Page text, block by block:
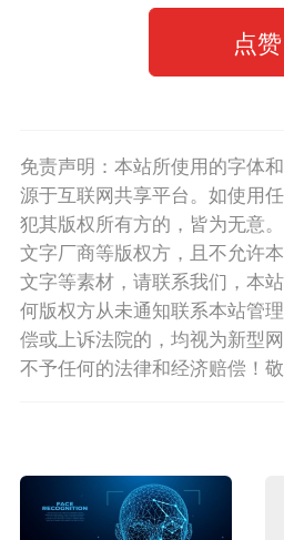
点赞
免责声明：本站所使用的字体
源于互联网共享平台。如使用
犯其版权所有方的，皆为无意
文字厂商等版权方，且不允许
文字等素材，请联系我们，本
何版权方从未通知联系本站管
偿或上诉法院的，均视为新型
不予任何的法律和经济赔偿！